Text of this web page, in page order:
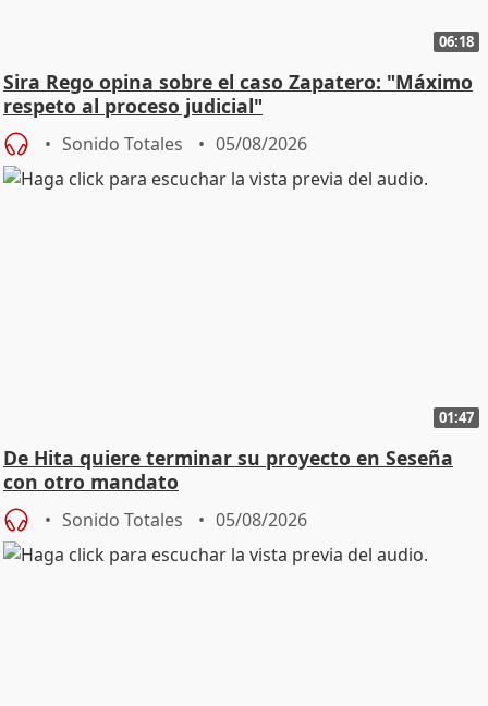
06:18
Sira Rego opina sobre el caso Zapatero: "Máximo
respeto al proceso judicial"
Sonido Totales 05/08/2026
01:47
De Hita quiere terminar su proyecto en Seseña
con otro mandato
Sonido Totales 05/08/2026